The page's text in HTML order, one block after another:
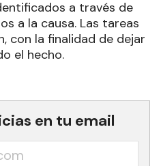
a través de
a la causa. Las tareas
con la finalidad de dejar
el hecho.
en tu email